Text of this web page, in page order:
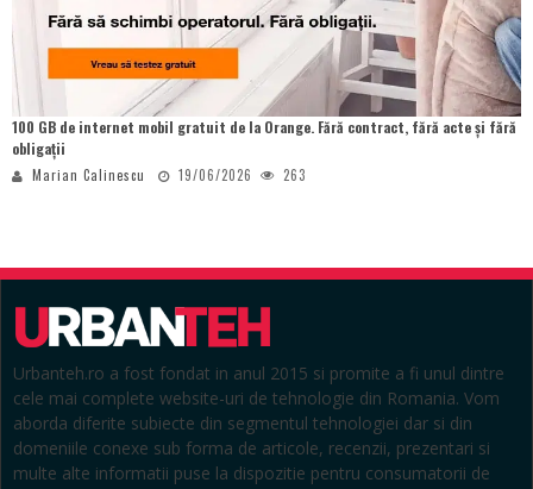
100 GB de internet mobil gratuit de la Orange. Fără contract, fără acte și fără
obligații
Marian Calinescu 19/06/2026 263
Urbanteh.ro a fost fondat in anul 2015 si promite a fi unul dintre
cele mai complete website-uri de tehnologie din Romania. Vom
aborda diferite subiecte din segmentul tehnologiei dar si din
domeniile conexe sub forma de articole, recenzii, prezentari si
multe alte informatii puse la dispozitie pentru consumatorii de